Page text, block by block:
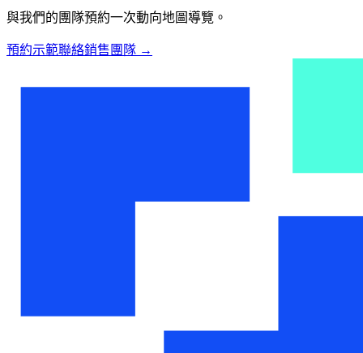
與我們的團隊預約一次動向地圖導覽。
預約示範聯絡銷售團隊 →